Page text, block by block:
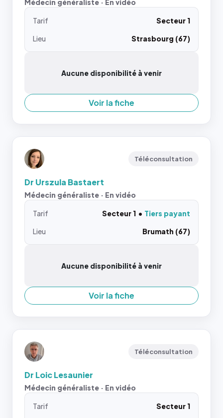
Médecin généraliste · En vidéo
Tarif
Secteur 1
Lieu
Strasbourg (67)
Aucune disponibilité à venir
Voir la fiche
Téléconsultation
Dr Urszula Bastaert
Médecin généraliste · En vidéo
Tarif Secteur 1
Tiers payant
Lieu
Brumath (67)
Aucune disponibilité à venir
Voir la fiche
Téléconsultation
Dr Loic Lesaunier
Médecin généraliste · En vidéo
Tarif Secteur 1